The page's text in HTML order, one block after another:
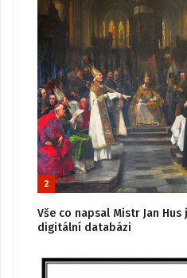
2
Vše co napsal Mistr Jan
digitální databázi